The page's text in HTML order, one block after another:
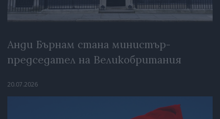
Анди Бърнам стана министър-
председател на Великобритания
20.07.2026